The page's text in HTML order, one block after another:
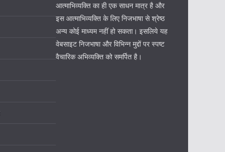
आत्माभिव्यक्ति का ही एक साधन मात्र है और
इस आत्माभिव्यक्ति के लिए निजभाषा से श्रेष्ठ
अन्य कोई माध्यम नहीं हो सकता। इसलिये यह
वेबसाइट निजभाषा और विभिन्न मुद्दों पर स्पष्ट
वैचारिक अभिव्यक्ति को समर्पित है।